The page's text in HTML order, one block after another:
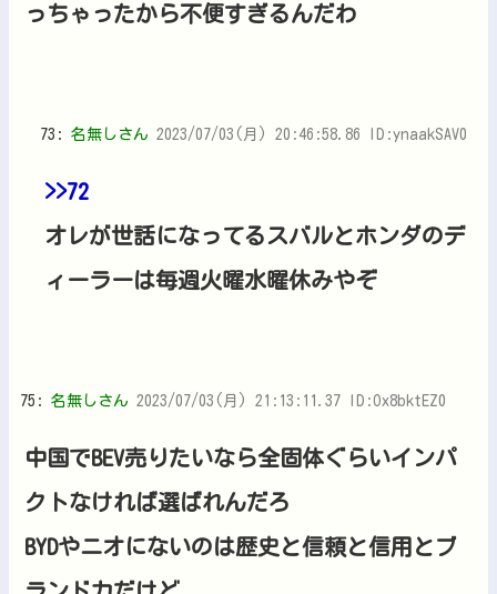
っちゃったから不便すぎるんだわ
73: 名無しさん 2023/07/03(月) 20:46:58.86 ID:ynaakSAV0
>>72
オレが世話になってるスバルとホンダのデ
ィーラーは毎週火曜水曜休みやぞ
75: 名無しさん 2023/07/03(月) 21:13:11.37 ID:Ox8bktEZ0
中国でBEV売りたいなら全固体ぐらいインパ
クトなければ選ばれんだろ
BYDやニオにないのは歴史と信頼と信用とブ